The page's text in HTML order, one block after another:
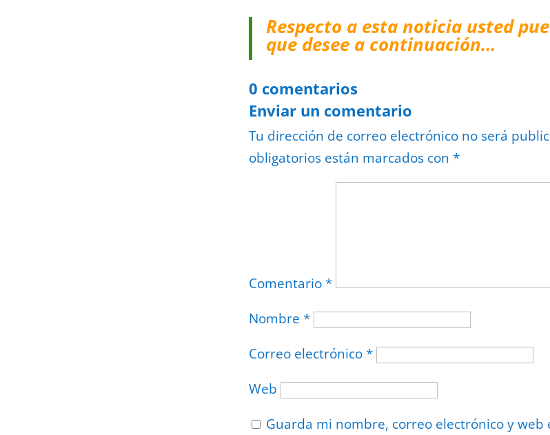
Respecto a esta noticia usted
que desee a continuación…
0 comentarios
Enviar un comentario
Tu dirección de correo electrónico no será
obligatorios están marcados con *
Comentario *
Nombre *
Correo electrónico *
Web
Guarda mi nombre, correo electrónico y web